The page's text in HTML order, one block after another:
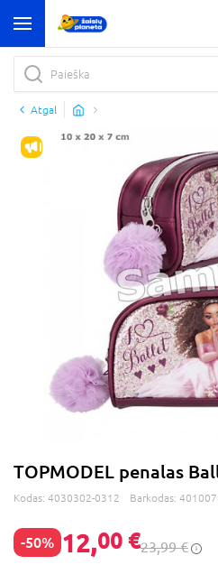
Atgal
IŠPARDAVIMAS
TOPMODEL penalas
Kodas: 4030302-0312 Barkodas:
-50% 12,00 €23,99 €